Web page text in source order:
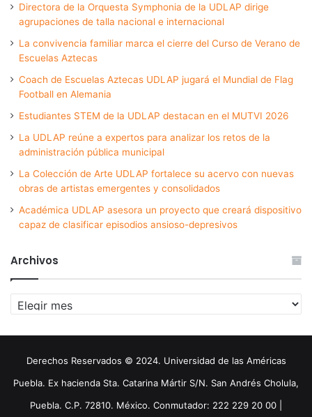
Directora de la Orquesta Symphonia de la UDLAP dirige
agrupaciones de talla nacional e internacional
La convivencia familiar marca el cierre del Curso de Verano de
Escuelas Aztecas
Coach de Escuelas Aztecas UDLAP jugará el Mundial de Flag
Football en Alemania
Estudiantes STEM de la UDLAP destacan en el MUTVI 2026
La UDLAP reúne a expertos para analizar los retos de la
administración pública municipal
La Colección de Arte UDLAP fortalece su acervo con nuevas
obras de artistas emergentes y consolidados
Académica UDLAP asesora un proyecto que creará dispositivo
capaz de clasificar episodios ansioso-depresivos
Archivos
Archivos
Derechos Reservados © 2024. Universidad de las Américas
Puebla. Ex hacienda Sta. Catarina Mártir S/N. San Andrés Cholula,
Puebla. C.P. 72810. México. Conmutador: 222 229 20 00 |